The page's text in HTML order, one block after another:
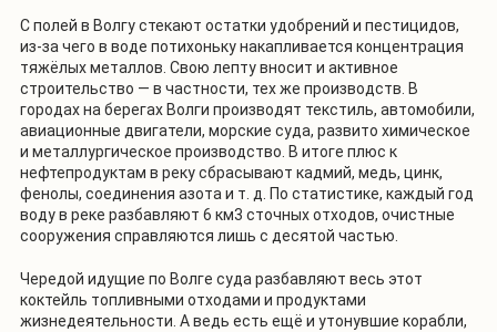
С полей в Волгу стекают остатки удобрений и пестицидов,
из-за чего в воде потихоньку накапливается концентрация
тяжёлых металлов. Свою лепту вносит и активное
строительство — в частности, тех же производств. В
городах на берегах Волги производят текстиль, автомобили,
авиационные двигатели, морские суда, развито химическое
и металлургическое производство. В итоге плюс к
нефтепродуктам в реку сбрасывают кадмий, медь, цинк,
фенолы, соединения азота и т. д. По статистике, каждый год
воду в реке разбавляют 6 км3 сточных отходов, очистные
сооружения справляются лишь с десятой частью.
Чередой идущие по Волге суда разбавляют весь этот
коктейль топливными отходами и продуктами
жизнедеятельности. А ведь есть ещё и утонувшие корабли,